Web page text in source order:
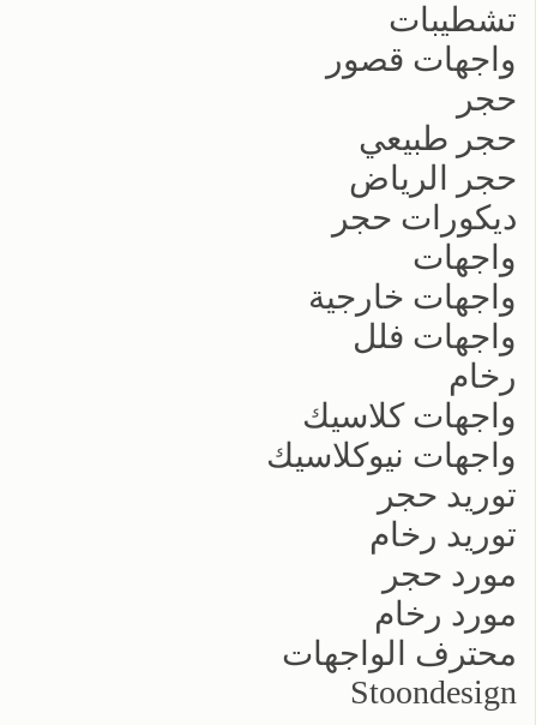
تشطيبات
واجهات قصور
حجر
حجر طبيعي
حجر الرياض
ديكورات حجر
واجهات
واجهات خارجية
واجهات فلل
رخام
واجهات كلاسيك
واجهات نيوكلاسيك
توريد حجر
توريد رخام
مورد حجر
مورد رخام
محترف الواجهات
Stoondesign